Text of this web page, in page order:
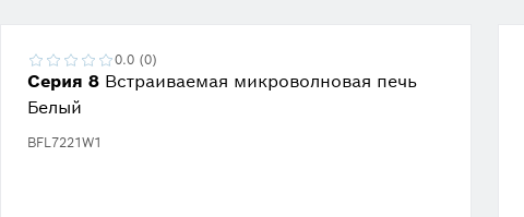
Серия 8 Встраиваемая микроволновая печь
Белый
BFL7221W1
0.0 (0)